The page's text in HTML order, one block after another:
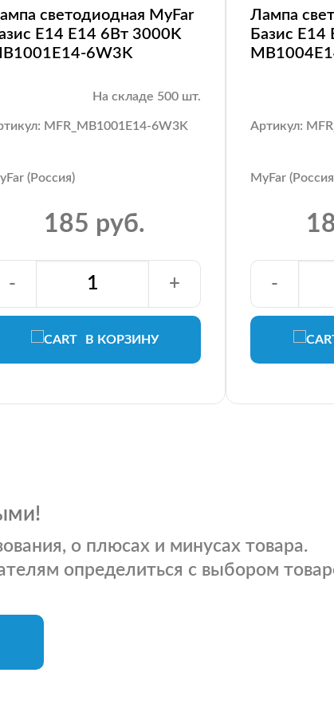
светодиодная MyFar
E14 E14 6Вт 3000K
6W3K
На складе 500 шт.
MFR_MB1001E14-6W3K
(Россия)
185 руб.
В КОРЗИНУ
- +
Лампа
Базис
Артикул:
MyFar
-
о плюсах и минусах товара.
определиться с выбором